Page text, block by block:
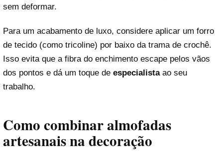
sem deformar.
Para um acabamento de luxo, considere aplicar um forro
de tecido (como tricoline) por baixo da trama de crochê.
Isso evita que a fibra do enchimento escape pelos vãos
dos pontos e dá um toque de especialistaao seu
trabalho.
Como combinar almofadas
artesanais na decoração